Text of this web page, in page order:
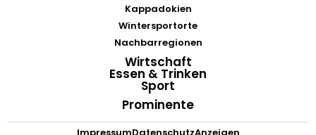
Kappadokien
Wintersportorte
Nachbarregionen
Wirtschaft
Essen & Trinken
Sport
Prominente